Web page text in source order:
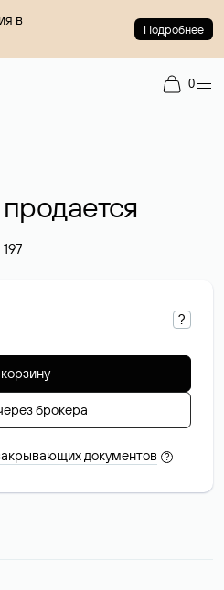
в
Подробнее
0
197
?
брокера
документов ?